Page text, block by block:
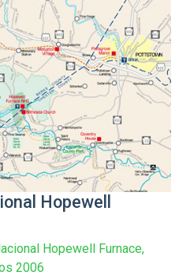
Hopewell
Hopewell Furnace,
2006